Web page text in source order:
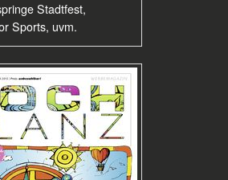
Stadtfest,
Sports, uvm.